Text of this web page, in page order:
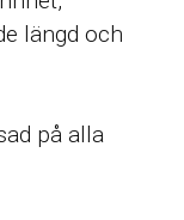
längd och
på alla